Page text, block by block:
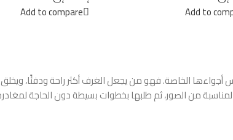
Add to
Add to compare
الخاصة. فهو من يجعل الغرف أكثر راحة ودفئًا، ويخلق
من الصور، ثم طلبها بخطوات بسيطة دون الحاجة